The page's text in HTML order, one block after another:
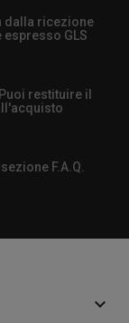
dalla ricezione
GLS
restituire il
F.A.Q.
